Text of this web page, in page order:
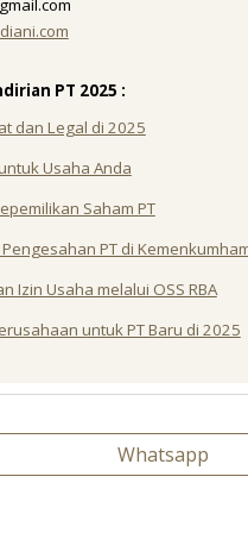
PT 2025 :
dan Legal di 2025
Usaha Anda
Saham PT
PT di
Izin Usaha melalui OSS RBA
untuk PT Baru di 2025
Whatsapp